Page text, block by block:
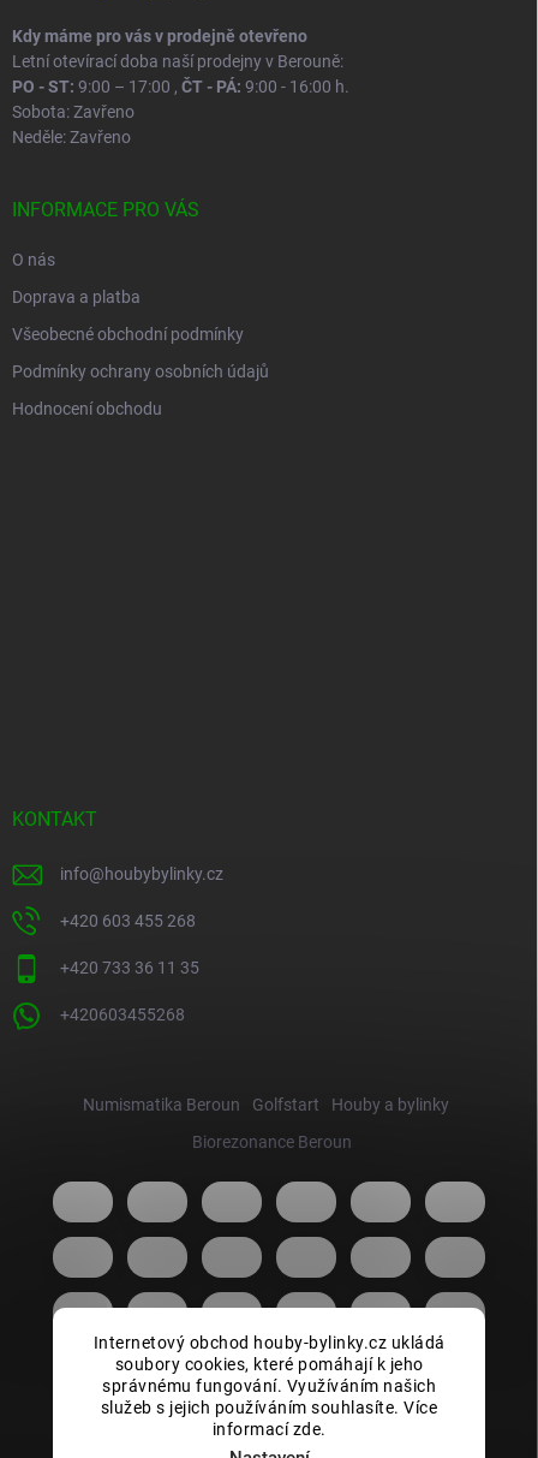
Internetový obchod houby-bylinky.cz ukládá
soubory cookies, které pomáhají k jeho
správnému fungování. Využíváním našich
služeb s jejich používáním souhlasíte. Více
informací zde.
Kdy máme pro vás v prodejně otevřeno
Letní otevírací doba naší prodejny v Berouně:
PO - ST: 9:00 – 17:00 , ČT - PÁ: 9:00 - 16:00 h.
Sobota: Zavřeno
Neděle: Zavřeno
INFORMACE PRO VÁS
O nás
Doprava a platba
Všeobecné obchodní podmínky
Podmínky ochrany osobních údajů
Hodnocení obchodu
KONTAKT
info@houbybylinky.cz
+420 603 455 268
+420 733 36 11 35
+420603455268
Numismatika Beroun Golfstart
Houby a bylinky
Biorezonance Beroun